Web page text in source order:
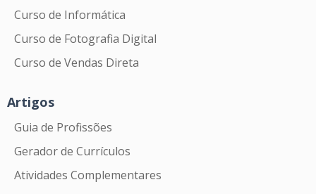
Curso de Informática
Curso de Fotografia Digital
Curso de Vendas Direta
Artigos
Guia de Profissões
Gerador de Currículos
Atividades Complementares